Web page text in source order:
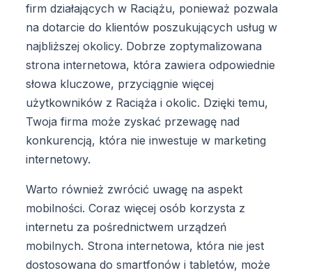
firm działających w Raciążu, ponieważ pozwala
na dotarcie do klientów poszukujących usług w
najbliższej okolicy. Dobrze zoptymalizowana
strona internetowa, która zawiera odpowiednie
słowa kluczowe, przyciągnie więcej
użytkowników z Raciąża i okolic. Dzięki temu,
Twoja firma może zyskać przewagę nad
konkurencją, która nie inwestuje w marketing
internetowy.
Warto również zwrócić uwagę na aspekt
mobilności. Coraz więcej osób korzysta z
internetu za pośrednictwem urządzeń
mobilnych. Strona internetowa, która nie jest
dostosowana do smartfonów i tabletów, może